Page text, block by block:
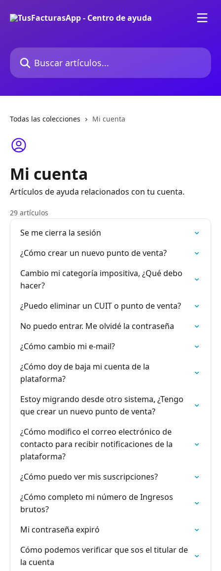
Buscar artículos...
Todas las colecciones Mi cuenta
Mi cuenta
Artículos de ayuda relacionados con tu cuenta.
29 artículos
Se me cierra la sesión
¿Cómo crear un nuevo punto de venta?
Cambio mi categoría impositiva, ¿Qué debo
hacer?
¿Puedo eliminar un CUIT o punto de venta?
No puedo entrar. Me olvidé la contraseña
¿Cómo cambio mi e-mail?
¿Cómo doy de baja mi cuenta de la
plataforma?
Estoy migrando desde otro sistema, ¿Tengo
que crear un nuevo punto de venta?
¿Cómo modifico el correo electrónico de
contacto para recibir notificaciones de la
plataforma?
¿Cómo puedo ver mis suscripciones?
¿Cómo completo mi número de Ingresos
brutos?
Mi contraseña expiró
Cómo podemos verificar que sos el titular de
la cuenta